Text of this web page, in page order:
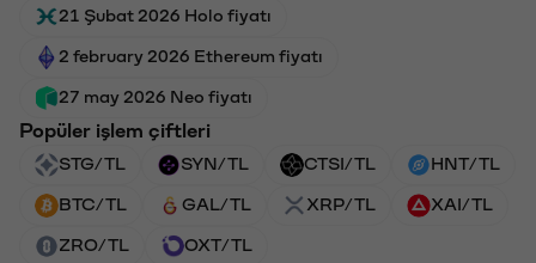
21 Şubat 2026 Holo fiyatı
2 february 2026 Ethereum fiyatı
27 may 2026 Neo fiyatı
Popüler işlem çiftleri
STG/TL SYN/TL CTSI/TL HNT/TL
BTC/TL GAL/TL XRP/TL XAI/TL
ZRO/TL OXT/TL